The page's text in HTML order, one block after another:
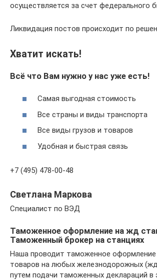
осуществляется за счет федерального
Ликвидация постов происходит по
Хватит искать!
Всё что Вам нужно у нас уже есть!
Самая выгодная стоимость
Все страны и виды транспорта
Все виды грузов и товаров
Удобная и быстрая связь
+7 (495) 478-00-48
Светлана Маркова
Специалист по ВЭД
Таможенное оформление на жд
Таможенный брокер на станциях
Наша проводит таможенное оформление
товаров на любых железнодорожных
путем подачи таможенных деклараций в